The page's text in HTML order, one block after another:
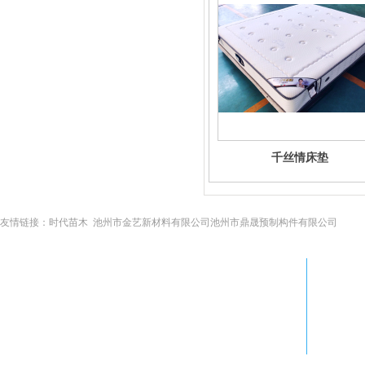
千丝情床垫
友情链接： 时代苗木 池州市金艺新材料有限公司 池州市鼎晟预制构件有限公司